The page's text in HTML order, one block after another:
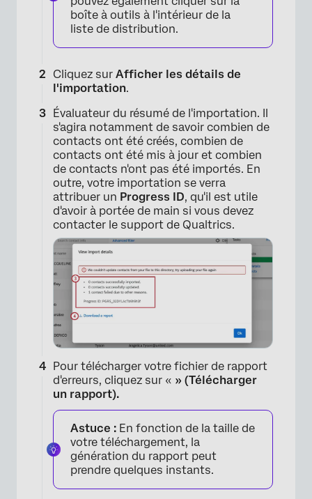
×
boîte à outils à l'intérieur de la
liste de distribution.
Cliquez sur Afficher les détails de
l'importation.
Évaluateur du résumé de l'importation. Il
s'agira notamment de savoir combien de
contacts ont été créés, combien de
contacts ont été mis à jour et combien
de contacts n'ont pas été importés. En
outre, votre importation se verra
attribuer un Progress ID, qu'il est utile
d'avoir à portée de main si vous devez
contacter le support de Qualtrics.
Pour télécharger votre fichier de rapport
d'erreurs, cliquez sur « » (Télécharger
un rapport).
Astuce : En fonction de la taille de
votre téléchargement, la
génération du rapport peut
prendre quelques instants.